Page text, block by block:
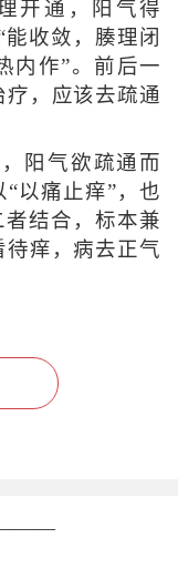
开通，阳气得
收敛，腠理闭
内作”。前后一
，应该去疏通
阳气欲疏通而
以痛止痒”，也
结合，标本兼
痒，病去正气